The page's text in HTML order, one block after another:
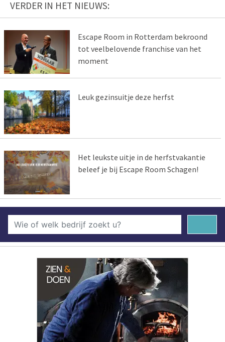
VERDER IN HET NIEUWS:
Escape Room in Rotterdam bekroond
tot veelbelovende franchise van het
moment
Leuk gezinsuitje deze herfst
Het leukste uitje in de herfstvakantie
beleef je bij Escape Room Schagen!